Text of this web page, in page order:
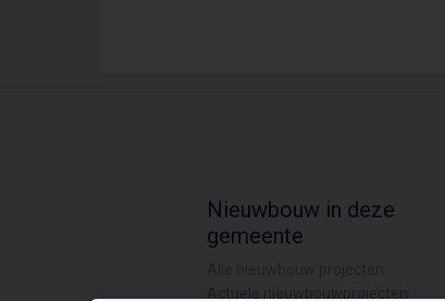
Nieuwbouw in deze
gemeente